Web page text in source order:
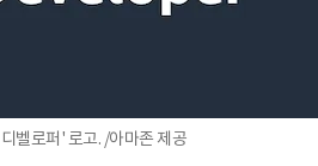
벨로퍼' 로고. /아마존 제공